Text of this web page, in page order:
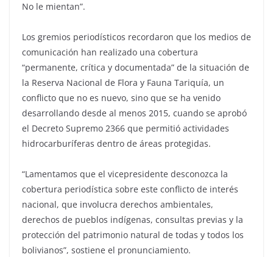
No le mientan”.
Los gremios periodísticos recordaron que los medios de
comunicación han realizado una cobertura
“permanente, crítica y documentada” de la situación de
la Reserva Nacional de Flora y Fauna Tariquía, un
conflicto que no es nuevo, sino que se ha venido
desarrollando desde al menos 2015, cuando se aprobó
el Decreto Supremo 2366 que permitió actividades
hidrocarburíferas dentro de áreas protegidas.
“Lamentamos que el vicepresidente desconozca la
cobertura periodística sobre este conflicto de interés
nacional, que involucra derechos ambientales,
derechos de pueblos indígenas, consultas previas y la
protección del patrimonio natural de todas y todos los
bolivianos”, sostiene el pronunciamiento.